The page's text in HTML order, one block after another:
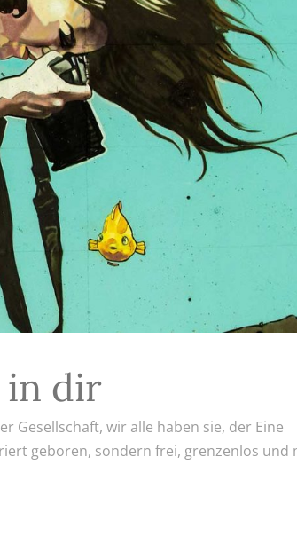
in dir
Gesellschaft, wir alle haben sie, der Eine
geboren, sondern frei, grenzenlos und